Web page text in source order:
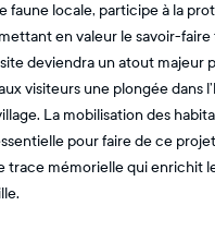
faune locale, participe à la
en valeur le savoir-faire
deviendra un atout majeur
visiteurs une plongée dans
La mobilisation des
pour faire de ce
trace mémorielle qui enrichit